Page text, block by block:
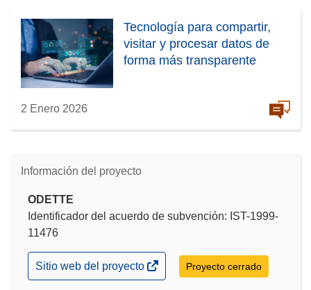
Tecnología para compartir,
visitar y procesar datos de
forma más transparente
2 Enero 2026
Información del proyecto
ODETTE
Identificador del acuerdo de subvención: IST-1999-
11476
(se
abrirá
Sitio web del proyecto Proyecto cerrado